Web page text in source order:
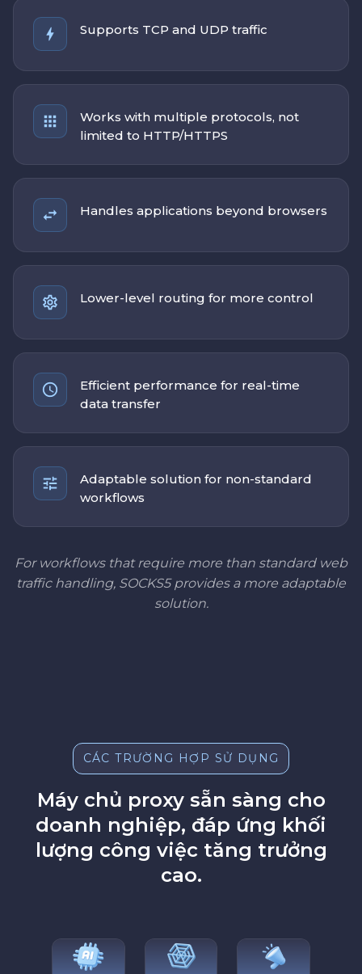
Supports TCP and UDP traffic
Works with multiple protocols, not
limited to HTTP/HTTPS
Handles applications beyond browsers
Lower-level routing for more control
Efficient performance for real-time
data transfer
Adaptable solution for non-standard
workflows
For workflows that require more than standard web
traffic handling, SOCKS5 provides a more adaptable
solution.
CÁC TRƯỜNG HỢP SỬ DỤNG
Máy chủ proxy sẵn sàng cho
doanh nghiệp, đáp ứng khối
lượng công việc tăng trưởng
cao.